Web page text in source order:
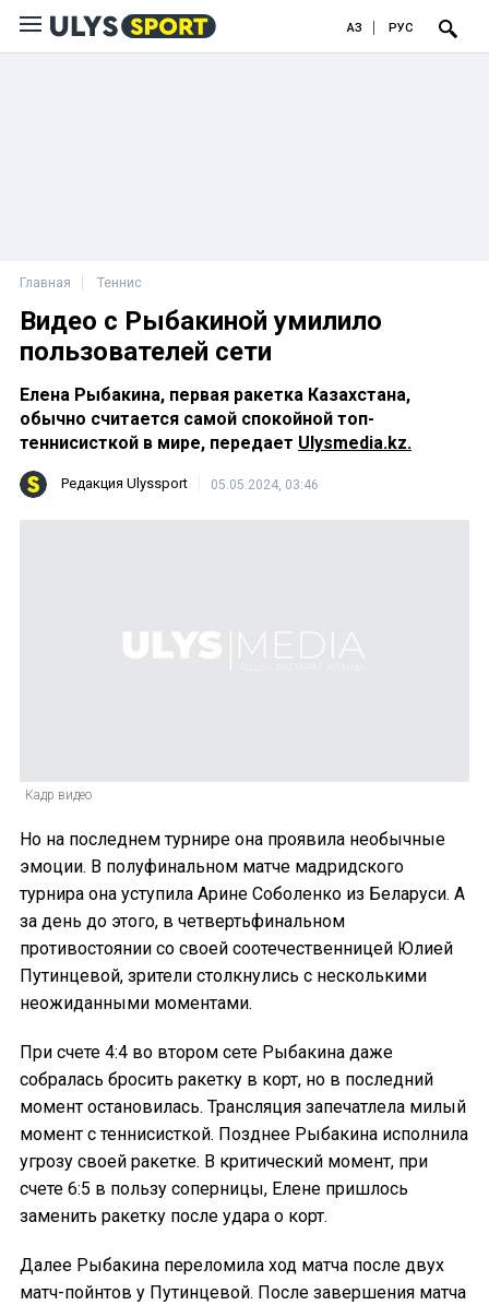
ҚАЗ РУС
Главная Теннис
Видео с Рыбакиной умилило
пользователей сети
Елена Рыбакина, первая ракетка Казахстана,
обычно считается самой спокойной топ-
теннисисткой в мире, передает Ulysmedia.kz.
Редакция Ulyssport 05.05.2024, 03:46
Кадр видео
Но на последнем турнире она проявила необычные
эмоции. В полуфинальном матче мадридского
турнира она уступила Арине Соболенко из Беларуси. А
за день до этого, в четвертьфинальном
противостоянии со своей соотечественницей Юлией
Путинцевой, зрители столкнулись с несколькими
неожиданными моментами.
При счете 4:4 во втором сете Рыбакина даже
собралась бросить ракетку в корт, но в последний
момент остановилась. Трансляция запечатлела милый
момент с теннисисткой. Позднее Рыбакина исполнила
угрозу своей ракетке. В критический момент, при
счете 6:5 в пользу соперницы, Елене пришлось
заменить ракетку после удара о корт.
Далее Рыбакина переломила ход матча после двух
матч-пойнтов у Путинцевой. После завершения матча